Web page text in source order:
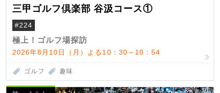
三甲ゴルフ倶楽部 谷汲コース①
#224
極上！ゴルフ場探訪
2026年8月10日（月）よる10：30～10：54
ゴルフ 趣味